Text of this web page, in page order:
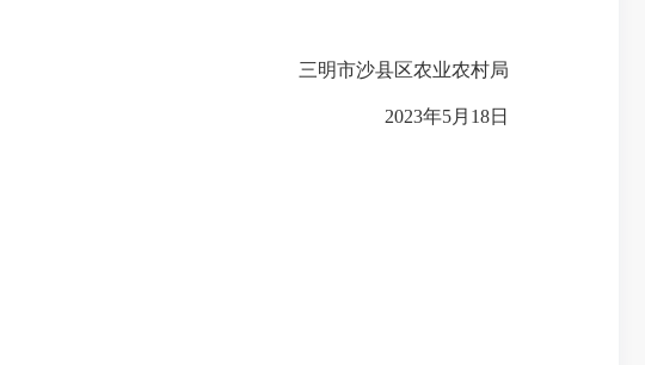
三明市沙县区农业农村局
2023年5月18日